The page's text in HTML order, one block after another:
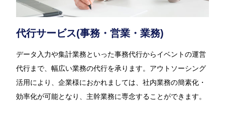
代行サービス(事務・営業・業務)
データ入力や集計業務といった事務代行からイベントの運営
代行まで、幅広い業務の代行を承ります。アウトソーシング
活用により、企業様におかれましては、社内業務の簡素化・
効率化が可能となり、主幹業務に専念することができます。